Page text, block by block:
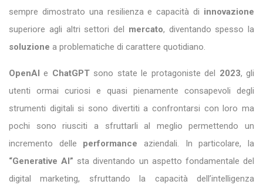
sempre dimostrato una resilienza e capacità di innovazione
superiore agli altri settori del mercato, diventando spesso la
soluzione a problematiche di carattere quotidiano.
OpenAI e ChatGPTsono state le protagoniste del 2023, gli
utenti ormai curiosi e quasi pienamente consapevoli degli
strumenti digitali si sono divertiti a confrontarsi con loro ma
pochi sono riusciti a sfruttarli al meglio permettendo un
incremento delle performance aziendali. In particolare, la
“Generative AI” sta diventando un aspetto fondamentale del
digital marketing, sfruttando la capacità dell’intelligenza